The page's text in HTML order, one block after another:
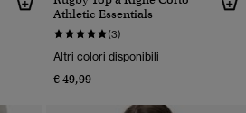
Athletic Essentials
(3)
Altri colori disponibili
€ 49,99